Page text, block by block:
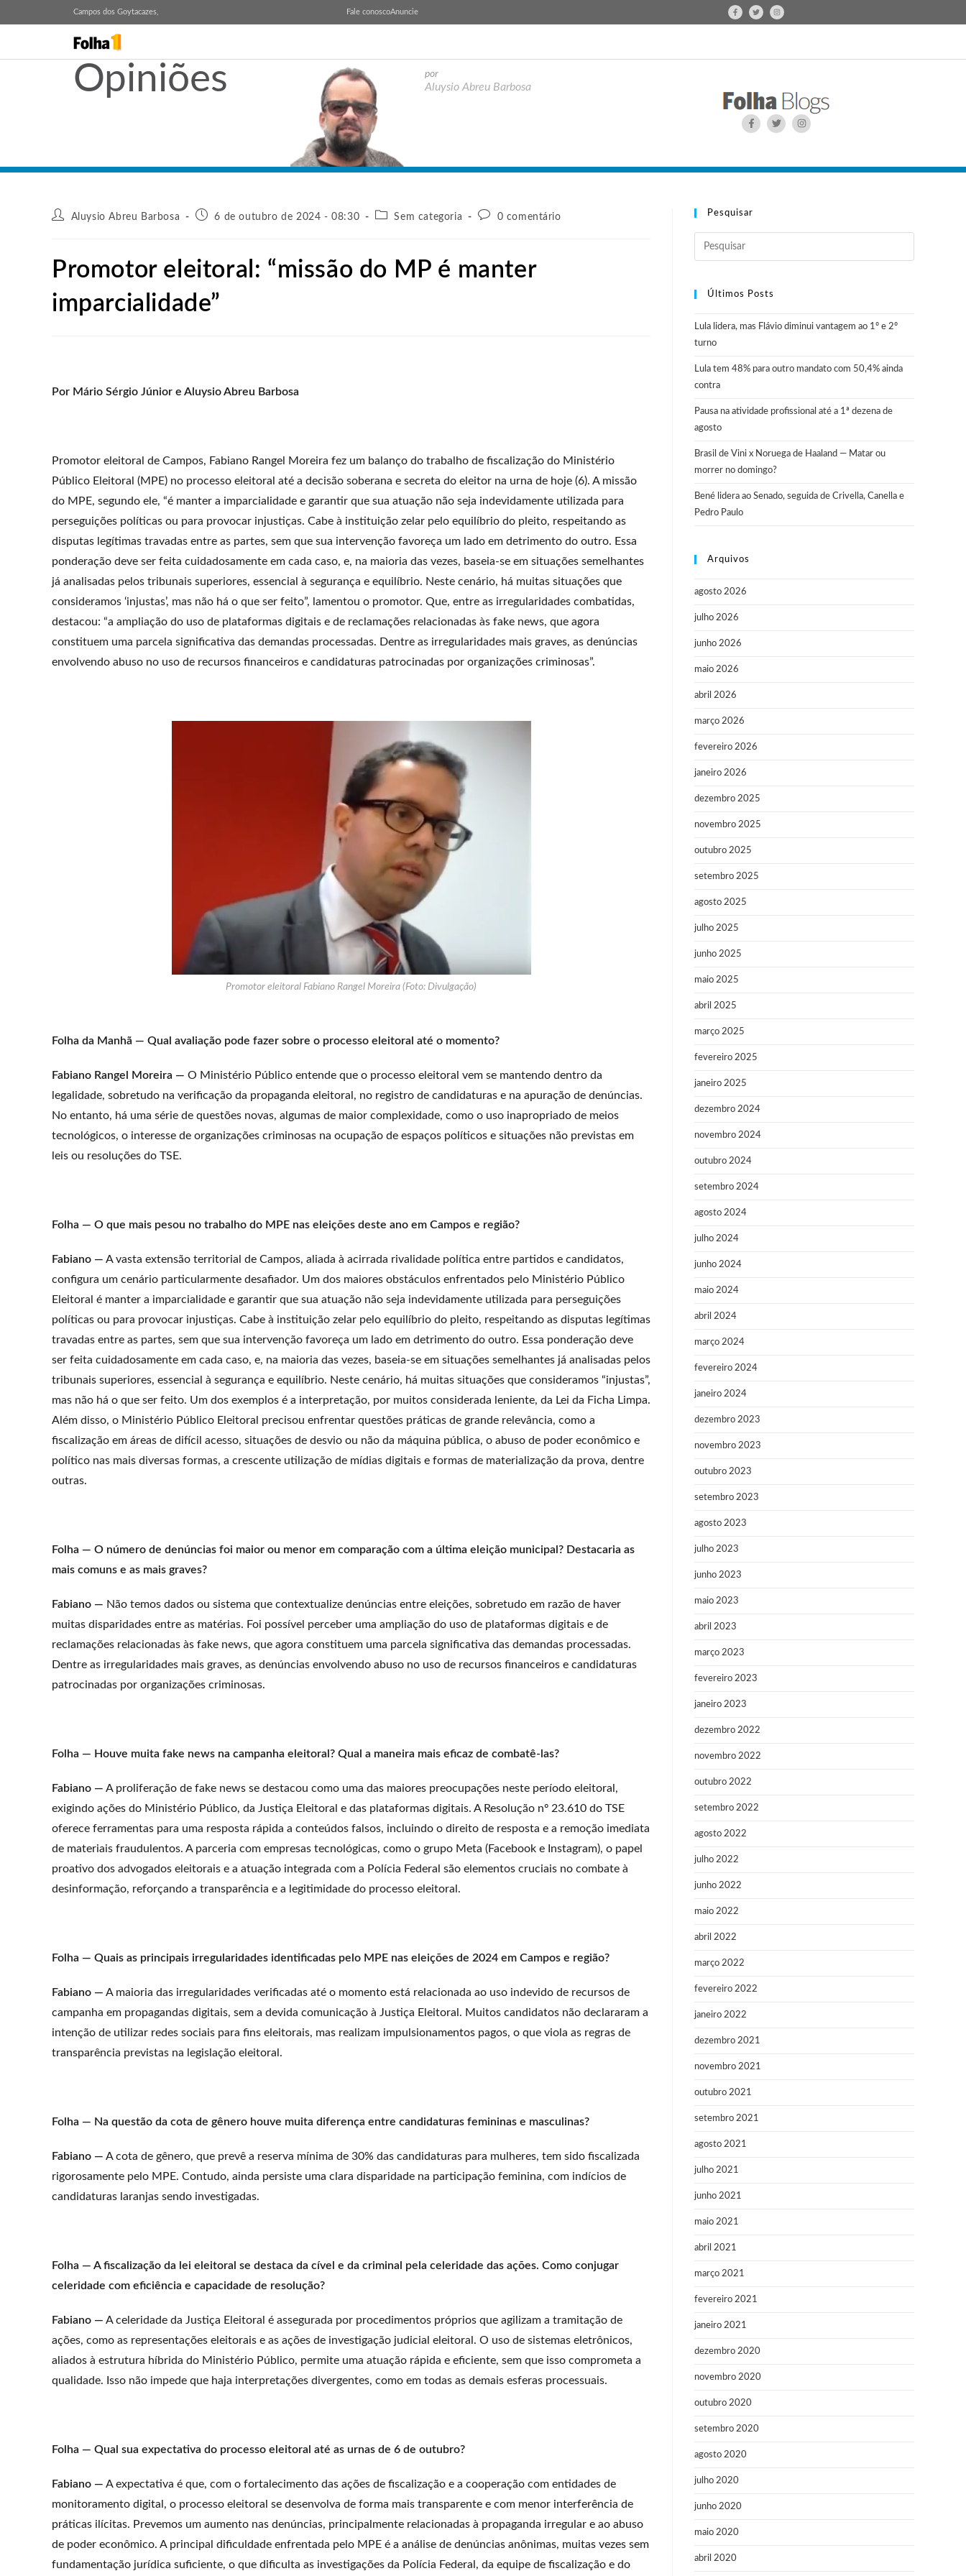
Campos dos Goytacazes, Fale conoscoAnuncie
Opiniões por
Aluysio Abreu Barbosa
Aluysio Abreu Barbosa 6 de outubro de 2024 - 08:30 Sem categoria 0 comentário
Promotor eleitoral: “missão do MP é manter
imparcialidade”
Por Mário Sérgio Júnior e Aluysio Abreu Barbosa
Promotor eleitoral de Campos, Fabiano Rangel Moreira fez um balanço do trabalho de fiscalização do Ministério
Público Eleitoral (MPE) no processo eleitoral até a decisão soberana e secreta do eleitor na urna de hoje (6). A missão
do MPE, segundo ele, “é manter a imparcialidade e garantir que sua atuação não seja indevidamente utilizada para
perseguições políticas ou para provocar injustiças. Cabe à instituição zelar pelo equilíbrio do pleito, respeitando as
disputas legítimas travadas entre as partes, sem que sua intervenção favoreça um lado em detrimento do outro. Essa
ponderação deve ser feita cuidadosamente em cada caso, e, na maioria das vezes, baseia-se em situações semelhantes
já analisadas pelos tribunais superiores, essencial à segurança e equilíbrio. Neste cenário, há muitas situações que
consideramos ‘injustas’, mas não há o que ser feito”, lamentou o promotor. Que, entre as irregularidades combatidas,
destacou: “a ampliação do uso de plataformas digitais e de reclamações relacionadas às fake news, que agora
constituem uma parcela significativa das demandas processadas. Dentre as irregularidades mais graves, as denúncias
envolvendo abuso no uso de recursos financeiros e candidaturas patrocinadas por organizações criminosas”.
Promotor eleitoral Fabiano Rangel Moreira (Foto: Divulgação)
Folha da Manhã — Qual avaliação pode fazer sobre o processo eleitoral até o momento?
Fabiano Rangel Moreira — O Ministério Público entende que o processo eleitoral vem se mantendo dentro da
legalidade, sobretudo na verificação da propaganda eleitoral, no registro de candidaturas e na apuração de denúncias.
No entanto, há uma série de questões novas, algumas de maior complexidade, como o uso inapropriado de meios
tecnológicos, o interesse de organizações criminosas na ocupação de espaços políticos e situações não previstas em
leis ou resoluções do TSE.
Folha — O que mais pesou no trabalho do MPE nas eleições deste ano em Campos e região?
Fabiano — A vasta extensão territorial de Campos, aliada à acirrada rivalidade política entre partidos e candidatos,
configura um cenário particularmente desafiador. Um dos maiores obstáculos enfrentados pelo Ministério Público
Eleitoral é manter a imparcialidade e garantir que sua atuação não seja indevidamente utilizada para perseguições
políticas ou para provocar injustiças. Cabe à instituição zelar pelo equilíbrio do pleito, respeitando as disputas legítimas
travadas entre as partes, sem que sua intervenção favoreça um lado em detrimento do outro. Essa ponderação deve
ser feita cuidadosamente em cada caso, e, na maioria das vezes, baseia-se em situações semelhantes já analisadas pelos
tribunais superiores, essencial à segurança e equilíbrio. Neste cenário, há muitas situações que consideramos “injustas”,
mas não há o que ser feito. Um dos exemplos é a interpretação, por muitos considerada leniente, da Lei da Ficha Limpa.
Além disso, o Ministério Público Eleitoral precisou enfrentar questões práticas de grande relevância, como a
fiscalização em áreas de difícil acesso, situações de desvio ou não da máquina pública, o abuso de poder econômico e
político nas mais diversas formas, a crescente utilização de mídias digitais e formas de materialização da prova, dentre
outras.
Folha — O número de denúncias foi maior ou menor em comparação com a última eleição municipal? Destacaria as
mais comuns e as mais graves?
Fabiano — Não temos dados ou sistema que contextualize denúncias entre eleições, sobretudo em razão de haver
muitas disparidades entre as matérias. Foi possível perceber uma ampliação do uso de plataformas digitais e de
reclamações relacionadas às fake news, que agora constituem uma parcela significativa das demandas processadas.
Dentre as irregularidades mais graves, as denúncias envolvendo abuso no uso de recursos financeiros e candidaturas
patrocinadas por organizações criminosas.
Folha — Houve muita fake news na campanha eleitoral? Qual a maneira mais eficaz de combatê-las?
Fabiano — A proliferação de fake news se destacou como uma das maiores preocupações neste período eleitoral,
exigindo ações do Ministério Público, da Justiça Eleitoral e das plataformas digitais. A Resolução nº 23.610 do TSE
oferece ferramentas para uma resposta rápida a conteúdos falsos, incluindo o direito de resposta e a remoção imediata
de materiais fraudulentos. A parceria com empresas tecnológicas, como o grupo Meta (Facebook e Instagram), o papel
proativo dos advogados eleitorais e a atuação integrada com a Polícia Federal são elementos cruciais no combate à
desinformação, reforçando a transparência e a legitimidade do processo eleitoral.
Folha — Quais as principais irregularidades identificadas pelo MPE nas eleições de 2024 em Campos e região?
Fabiano — A maioria das irregularidades verificadas até o momento está relacionada ao uso indevido de recursos de
campanha em propagandas digitais, sem a devida comunicação à Justiça Eleitoral. Muitos candidatos não declararam a
intenção de utilizar redes sociais para fins eleitorais, mas realizam impulsionamentos pagos, o que viola as regras de
transparência previstas na legislação eleitoral.
Folha — Na questão da cota de gênero houve muita diferença entre candidaturas femininas e masculinas?
Fabiano — A cota de gênero, que prevê a reserva mínima de 30% das candidaturas para mulheres, tem sido fiscalizada
rigorosamente pelo MPE. Contudo, ainda persiste uma clara disparidade na participação feminina, com indícios de
candidaturas laranjas sendo investigadas.
Folha — A fiscalização da lei eleitoral se destaca da cível e da criminal pela celeridade das ações. Como conjugar
celeridade com eficiência e capacidade de resolução?
Fabiano — A celeridade da Justiça Eleitoral é assegurada por procedimentos próprios que agilizam a tramitação de
ações, como as representações eleitorais e as ações de investigação judicial eleitoral. O uso de sistemas eletrônicos,
aliados à estrutura híbrida do Ministério Público, permite uma atuação rápida e eficiente, sem que isso comprometa a
qualidade. Isso não impede que haja interpretações divergentes, como em todas as demais esferas processuais.
Folha — Qual sua expectativa do processo eleitoral até as urnas de 6 de outubro?
Fabiano — A expectativa é que, com o fortalecimento das ações de fiscalização e a cooperação com entidades de
monitoramento digital, o processo eleitoral se desenvolva de forma mais transparente e com menor interferência de
práticas ilícitas. Prevemos um aumento nas denúncias, principalmente relacionadas à propaganda irregular e ao abuso
de poder econômico. A principal dificuldade enfrentada pelo MPE é a análise de denúncias anônimas, muitas vezes sem
fundamentação jurídica suficiente, o que dificulta as investigações da Polícia Federal, da equipe de fiscalização e do
Pesquisar
Últimos Posts
Lula lidera, mas Flávio diminui vantagem ao 1º e 2º
turno
Lula tem 48% para outro mandato com 50,4% ainda
contra
Pausa na atividade profissional até a 1ª dezena de
agosto
Brasil de Vini x Noruega de Haaland — Matar ou
morrer no domingo?
Bené lidera ao Senado, seguida de Crivella, Canella e
Pedro Paulo
Arquivos
agosto 2026
julho 2026
junho 2026
maio 2026
abril 2026
março 2026
fevereiro 2026
janeiro 2026
dezembro 2025
novembro 2025
outubro 2025
setembro 2025
agosto 2025
julho 2025
junho 2025
maio 2025
abril 2025
março 2025
fevereiro 2025
janeiro 2025
dezembro 2024
novembro 2024
outubro 2024
setembro 2024
agosto 2024
julho 2024
junho 2024
maio 2024
abril 2024
março 2024
fevereiro 2024
janeiro 2024
dezembro 2023
novembro 2023
outubro 2023
setembro 2023
agosto 2023
julho 2023
junho 2023
maio 2023
abril 2023
março 2023
fevereiro 2023
janeiro 2023
dezembro 2022
novembro 2022
outubro 2022
setembro 2022
agosto 2022
julho 2022
junho 2022
maio 2022
abril 2022
março 2022
fevereiro 2022
janeiro 2022
dezembro 2021
novembro 2021
outubro 2021
setembro 2021
agosto 2021
julho 2021
junho 2021
maio 2021
abril 2021
março 2021
fevereiro 2021
janeiro 2021
dezembro 2020
novembro 2020
outubro 2020
setembro 2020
agosto 2020
julho 2020
junho 2020
maio 2020
abril 2020